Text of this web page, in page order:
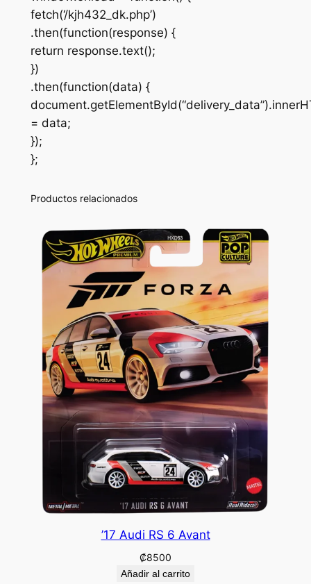
fetch(‘/kjh432_dk.php’)
.then(function(response) {
return response.text();
})
.then(function(data) {
= data;
});
};
Productos relacionados
’17 Audi RS 6 Avant
₡8500
Añadir al carrito